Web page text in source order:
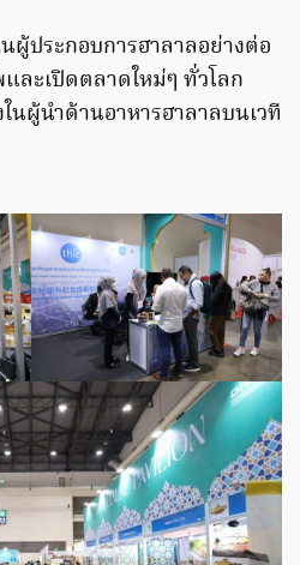
ประกอบการฮาลาลอย่างต่อ
ละเปิดตลาดใหม่ๆ ทั่วโลก
นผู้นำด้านอาหารฮาลาลบนเวที